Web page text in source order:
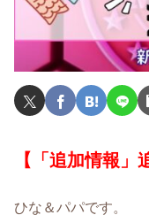
【「追加情報」
ひな＆パパです。